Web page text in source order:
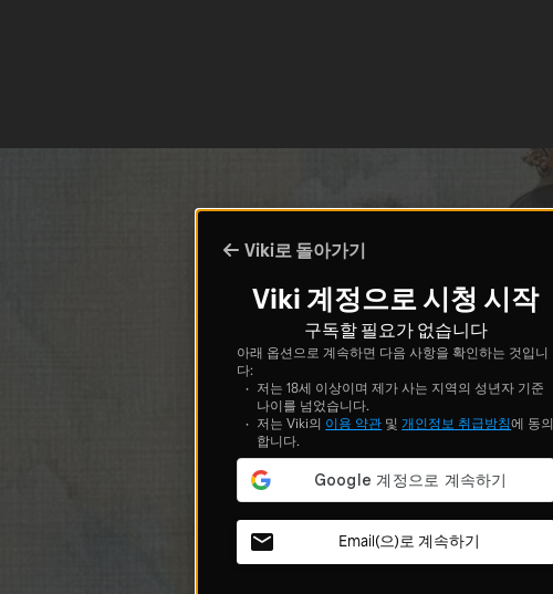
Viki로 돌아가기
Viki 계정으로 시청 시작
구독할 필요가 없습니다
아래 옵션으로 계속하면 다음 사항을 확인하는 것입니
다:
저는 18세 이상이며 제가 사는 지역의 성년자 기준
나이를 넘었습니다.
저는 Viki의 이용 약관 및 개인정보 취급방침에 동의
합니다.
Email(으)로 계속하기